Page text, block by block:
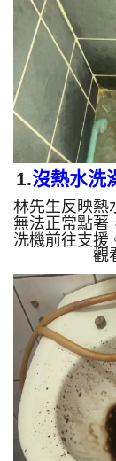
1.沒熱水洗
林先生反映熱
無法正常點著
洗機前往支援
化後，螺旋
鐵銹水！經過
終於恢復清
需要定期「
走管壁陳年
映了不同
鏽）： 管線
錳）： 常見
綠）： 銅合
膜）：
觀